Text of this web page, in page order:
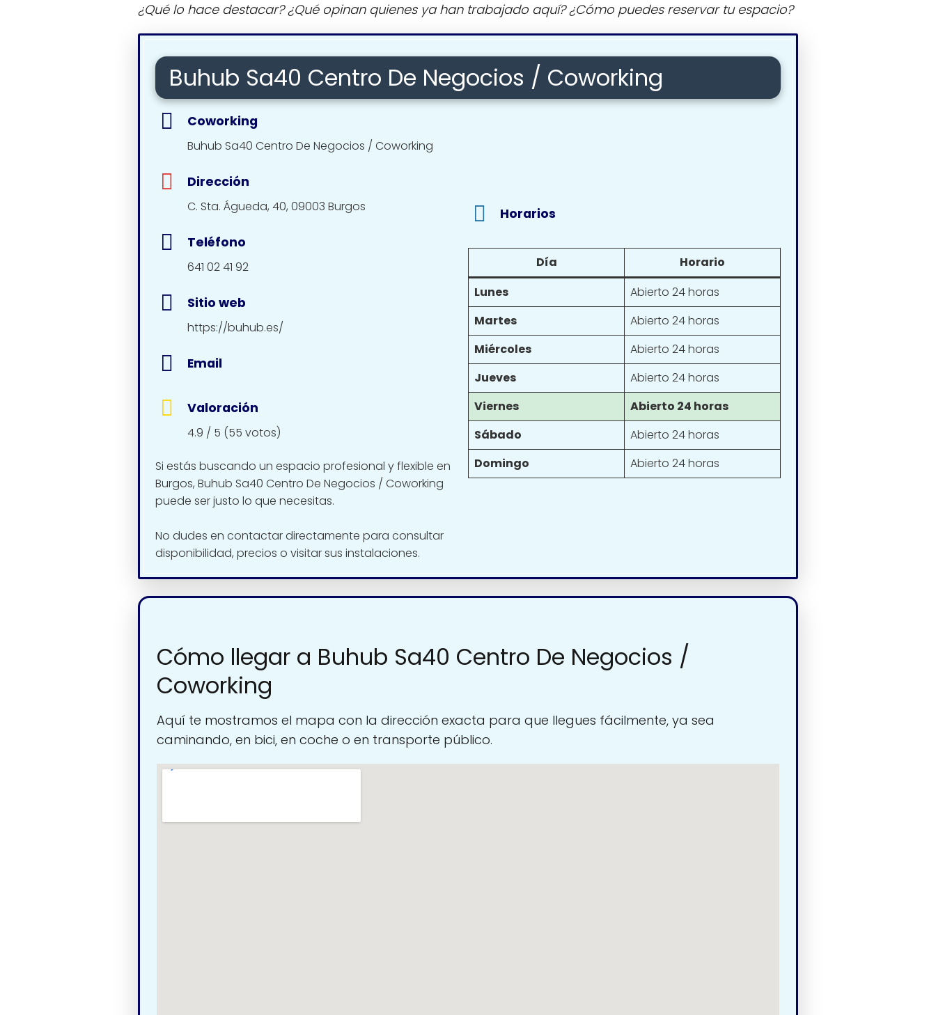
¿Qué lo hace destacar? ¿Qué opinan quienes ya han trabajado aquí? ¿Cómo puedes reservar tu espacio?
Buhub Sa40 Centro De Negocios / Coworking
Coworking
Buhub Sa40 Centro De Negocios / Coworking
Dirección
C. Sta. Águeda, 40, 09003 Burgos
Teléfono
641 02 41 92
Sitio web
https://buhub.es/
Email
Valoración
4.9 / 5 (55 votos)
Si estás buscando un espacio profesional y flexible en
Burgos, Buhub Sa40 Centro De Negocios / Coworking
puede ser justo lo que necesitas.
No dudes en contactar directamente para consultar
disponibilidad, precios o visitar sus instalaciones.
Horarios
Día
Horario
Lunes
Abierto 24 horas
Martes
Abierto 24 horas
Miércoles
Abierto 24 horas
Jueves
Abierto 24 horas
Viernes
Abierto 24 horas
Sábado
Abierto 24 horas
Domingo
Abierto 24 horas
Cómo llegar a Buhub Sa40 Centro De Negocios /
Coworking
Aquí te mostramos el mapa con la dirección exacta para que llegues fácilmente, ya sea
caminando, en bici, en coche o en transporte público.